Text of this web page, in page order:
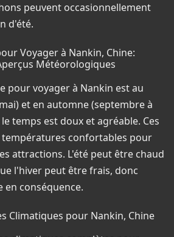
peuvent occasionnellement
d'été.
Voyager à Nankin, Chine:
Météorologiques
pour voyager à Nankin est au
et en automne (septembre à
temps est doux et agréable. Ces
confortables pour
attractions. L'été peut être chaud
l'hiver peut être frais, donc
en conséquence.
Climatiques pour Nankin, Chine